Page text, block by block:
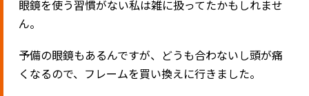
眼鏡を使う習慣がない私は雑に扱ってたかもしれませ
ん。
予備の眼鏡もあるんですが、どうも合わないし頭が痛
くなるので、フレームを買い換えに行きました。